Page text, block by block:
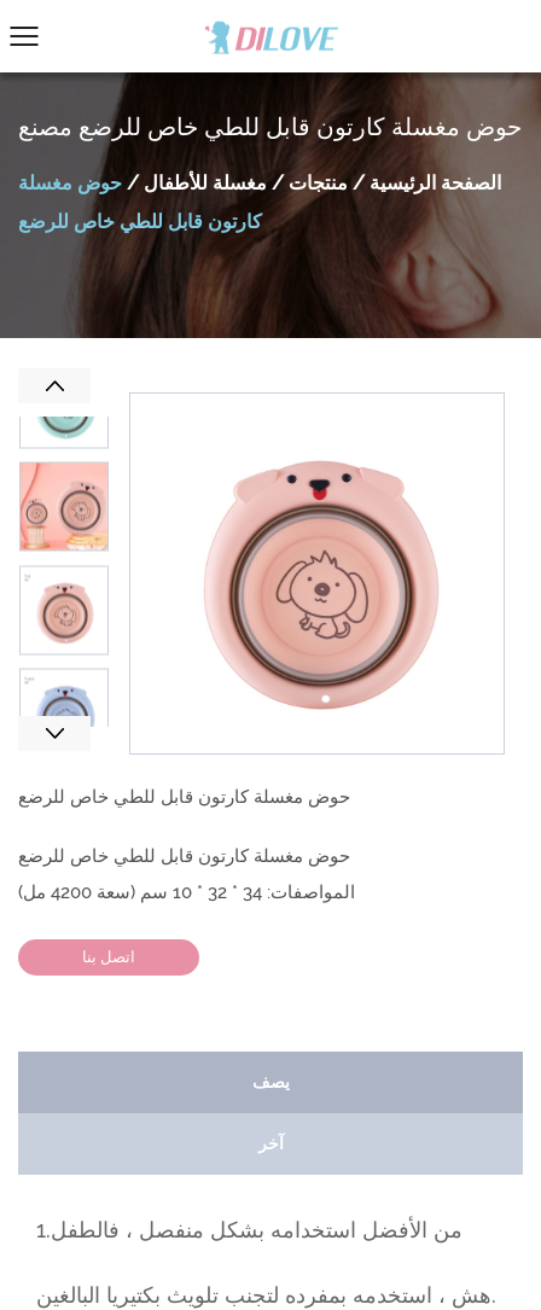
حوض مغسلة كارتون قابل للطي خاص للرضع مصنع
الصفحة الرئيسية / منتجات / مغسلة للأطفال / حوض مغسلة
كارتون قابل للطي خاص للرضع
Previous
Next
حوض مغسلة كارتون قابل للطي خاص للرضع
حوض مغسلة كارتون قابل للطي خاص للرضع
المواصفات: 34 * 32 * 10 سم (سعة 4200 مل)
اتصل بنا
يصف
آخر
1.من الأفضل استخدامه بشكل منفصل ، فالطفل
هش ، استخدمه بمفرده لتجنب تلويث بكتيريا البالغين.